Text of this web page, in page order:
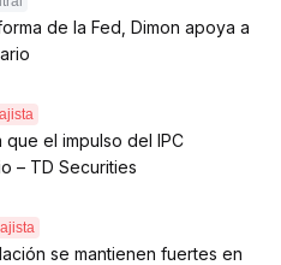
de la Fed, Dimon apoya a
el impulso del IPC
– TD Securities
se mantienen fuertes en